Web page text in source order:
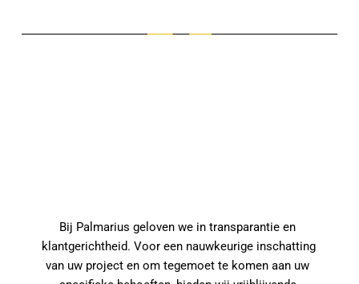
Bij Palmarius geloven we in transparantie en
klantgerichtheid. Voor een nauwkeurige inschatting
van uw project en om tegemoet te komen aan uw